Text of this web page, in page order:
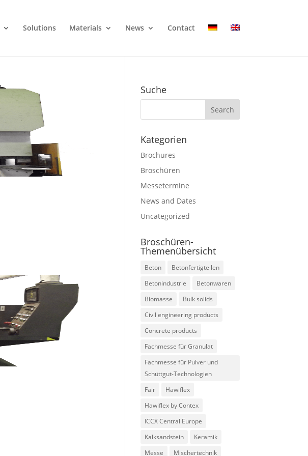
Solutions Materials News Contact
Suche
Kategorien
Brochures
Broschüren
Messetermine
News and Dates
Uncategorized
Broschüren-
Themenübersicht
Beton
Betonfertigteilen
Betonindustrie
Betonwaren
Biomasse
Bulk solids
Civil engineering products
Concrete products
Fachmesse für Granulat
Fachmesse für Pulver und
Schüttgut-Technologien
Fair
Hawiflex
Hawiflex by Contex
ICCX Central Europe
Kalksandstein
Keramik
Messe
Mischertechnik